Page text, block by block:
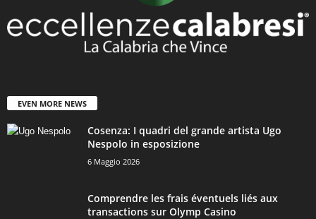
EVEN MORE NEWS
Cosenza: I quadri del grande artista Ugo
Nespolo in esposizione
6 Maggio 2026
Comprendre les frais éventuels liés aux
transactions sur Olymp Casino